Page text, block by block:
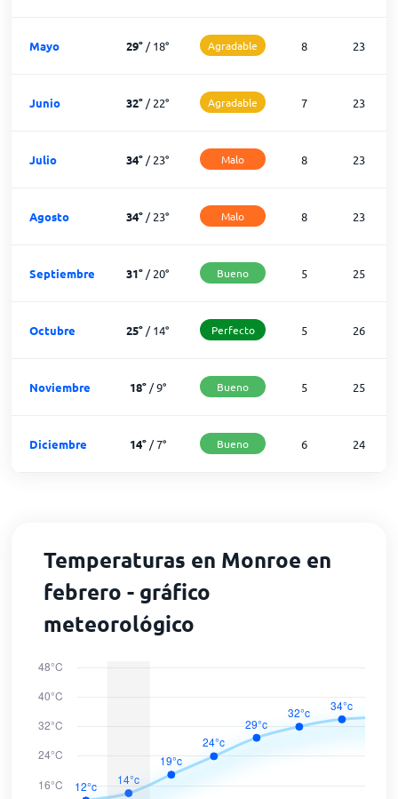
Mayo 29° /18° Agradable 8 23
Junio 32° /22° Agradable 7 23
Julio 34° /23° Malo 8 23
Agosto 34° /23° Malo 8 23
Septiembre 31° /20° Bueno 5 25
Octubre 25° /14° Perfecto 5 26
Noviembre 18°/9° Bueno 5 25
Diciembre 14°/7° Bueno 6 24
Temperaturas en Monroe en
febrero - gráfico
meteorológico